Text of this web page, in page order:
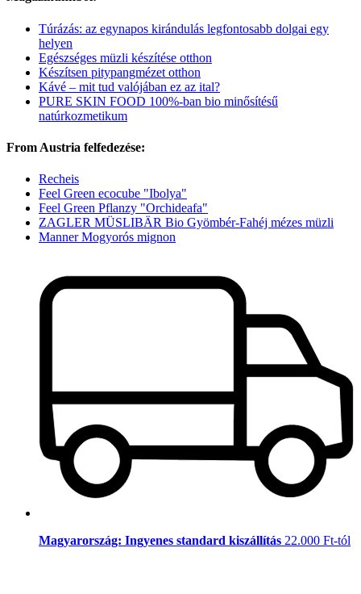
Túrázás: az egynapos kirándulás legfontosabb dolgai egy
helyen
Egészséges müzli készítése otthon
Készítsen pitypangmézet otthon
Kávé – mit tud valójában ez az ital?
PURE SKIN FOOD 100%-ban bio minősítésű
natúrkozmetikum
From Austria felfedezése:
Recheis
Feel Green ecocube "Ibolya"
Feel Green Pflanzy "Orchideafa"
ZAGLER MÜSLIBÄR Bio Gyömbér-Fahéj mézes müzli
Manner Mogyorós mignon
Magyarország: Ingyenes standard kiszállítás 22.000 Ft-tól